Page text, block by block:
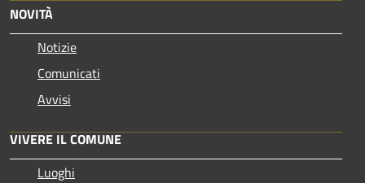
NOVITÀ
Notizie
Comunicati
Avvisi
VIVERE IL COMUNE
Luoghi